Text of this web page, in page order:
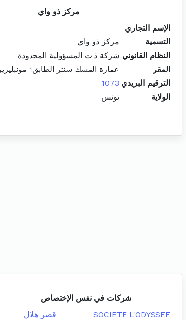
مركز ذو واي
الإسم التجاري
التسمية
مركز ذو واي
النظام القانوني شركة ذات المسؤولية المحدودة
المقر
عمارة المسك سنتر الطابق1 مونبليزير بورجل باب بحر
الترقيم البريدي 1073
الولاية
تونس
شركات في نفس الإختصاص
SOCIETE L'ODYSSEE
قصر هلال